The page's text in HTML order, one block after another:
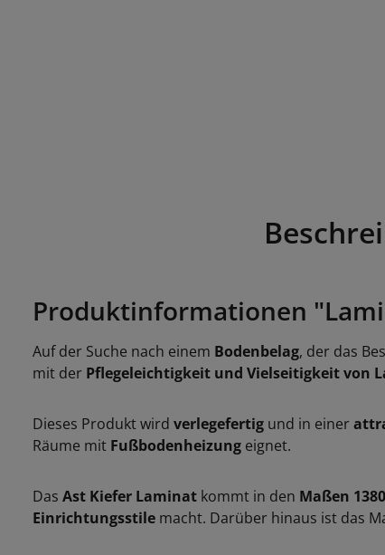
Produktinformationen
Auf der Suche nach einem Bodenbelag, der das
mit der Pflegeleichtigkeit und Vielseitigkeit von
Dieses Produkt wird verlegefertig und in einer
Räume mit Fußbodenheizung eignet.
Das Ast Kiefer Laminat kommt in den Maßen
Einrichtungsstile macht. Darüber hinaus ist das